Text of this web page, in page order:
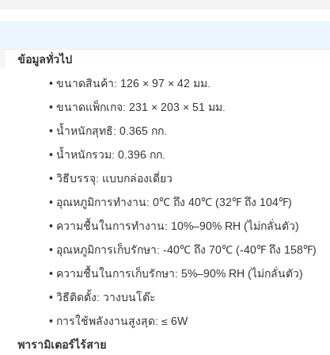
ข้อมูลทั่วไป
• ขนาดสินค้า: 126 × 97 × 42 มม.
• ขนาดแพ็กเกจ: 231 × 203 × 51 มม.
• น้ำหนักสุทธิ: 0.365 กก.
• น้ำหนักรวม: 0.396 กก.
• วิธีบรรจุ: แบบกล่องเดี่ยว
• อุณหภูมิการทำงาน: 0℃ ถึง 40℃ (32℉ ถึง 104℉)
• ความชื้นในการทำงาน: 10%–90% RH (ไม่กลั่นตัว)
• อุณหภูมิการเก็บรักษา: -40℃ ถึง 70℃ (-40℉ ถึง 158℉)
• ความชื้นในการเก็บรักษา: 5%–90% RH (ไม่กลั่นตัว)
• วิธีติดตั้ง: วางบนโต๊ะ
• การใช้พลังงานสูงสุด: ≤ 6W
พารามิเตอร์ไร้สาย